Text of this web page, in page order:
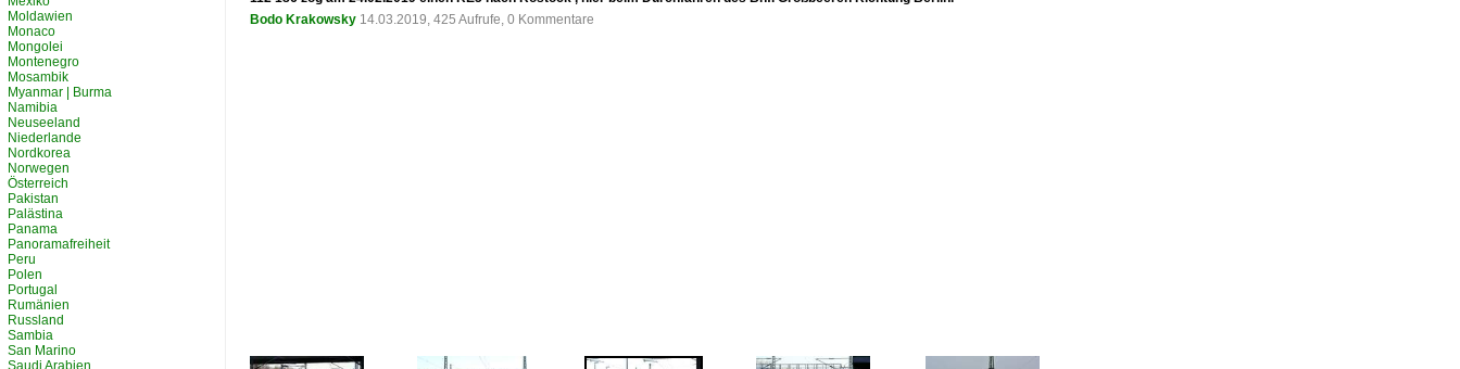
Bodo Krakowsky 14.03.2019, 425 Aufrufe, 0 Kommentare
Moldawien
Monaco
Mongolei
Montenegro
Mosambik
Myanmar | Burma
Namibia
Neuseeland
Niederlande
Nordkorea
Norwegen
Österreich
Pakistan
Palästina
Panama
Panoramafreiheit
Peru
Polen
Portugal
Rumänien
Russland
Sambia
San Marino
Saudi Arabien